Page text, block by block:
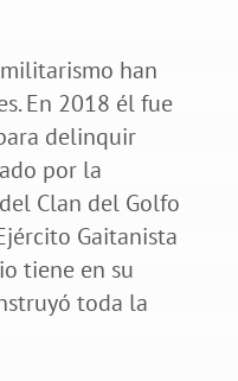
han
En 2018 él fue
delinquir
por la
Clan del Golfo
Gaitanista
tiene en su
toda la